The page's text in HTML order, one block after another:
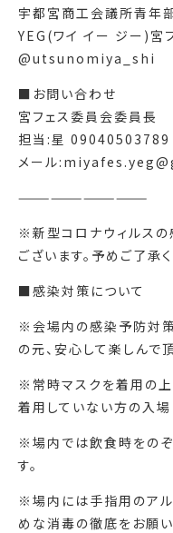
宇都宮商工会議所青年
YEG(ワイ イー ジー)宮
@utsunomiya_shi
■お問い合わせ
宮フェス委員会委員長
担当:星 09040503789
メール
————————————
※新型コロナウィルス
ございます。予めご了承く
■感染対策について
※会場内の感染予防対
の元、安心して楽しんで
※常時マスクを着用の上
着用していない方の入場
※場内では飲食時をのぞ
す。
※場内には手指用のアル
めな消毒の徹底をお願い